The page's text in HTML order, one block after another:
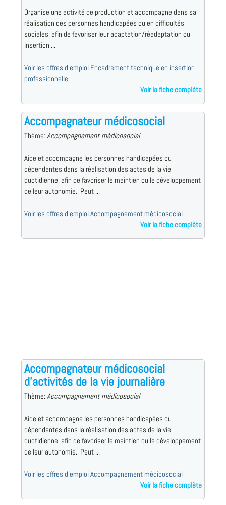
Organise une activité de production et accompagne dans sa
réalisation des personnes handicapées ou en difficultés
sociales, afin de favoriser leur adaptation/réadaptation ou
insertion ...
Voir les offres d'emploi Encadrement technique en insertion
professionnelle
Voir la fiche complète
Accompagnateur médicosocial
Thème:Accompagnement médicosocial
Aide et accompagne les personnes handicapées ou
dépendantes dans la réalisation des actes de la vie
quotidienne, afin de favoriser le maintien ou le développement
de leur autonomie., Peut ...
Voir les offres d'emploi Accompagnement médicosocial
Voir la fiche complète
Accompagnateur médicosocial
d'activités de la vie journalière
Thème:Accompagnement médicosocial
Aide et accompagne les personnes handicapées ou
dépendantes dans la réalisation des actes de la vie
quotidienne, afin de favoriser le maintien ou le développement
de leur autonomie., Peut ...
Voir les offres d'emploi Accompagnement médicosocial
Voir la fiche complète